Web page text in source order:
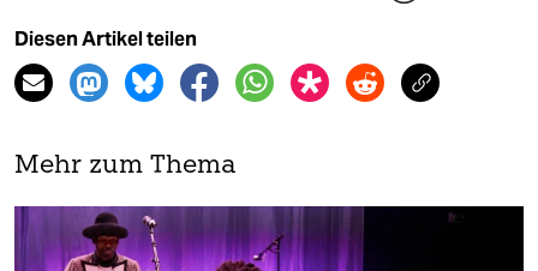
Diesen Artikel teilen
Mehr zum Thema